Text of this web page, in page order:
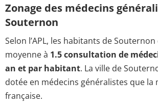
Zonage des médecins
Souternon
Selon l’APL, les habitants de
moyenne à 1.5 consultation de
an et par habitant. La ville de
dotée en médecins généralistes que la
française.